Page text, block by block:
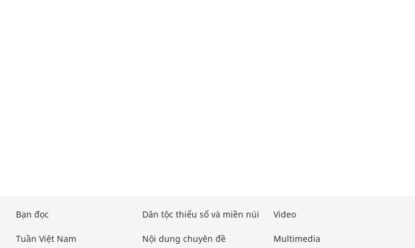
Bạn đọc
Tuần Việt Nam
Dân tộc thiểu số và miền núi
Nội dung chuyên đề
Video
Multimedia